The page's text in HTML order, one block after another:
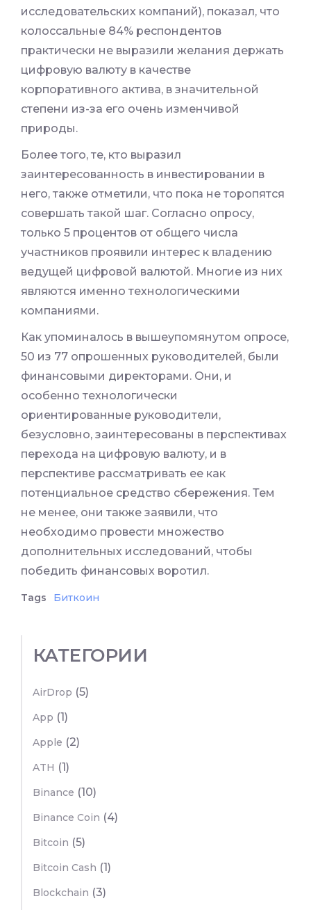
исследовательских компаний), показал, что
колоссальные 84% респондентов
практически не выразили желания держать
цифровую валюту в качестве
корпоративного актива, в значительной
степени из-за его очень изменчивой
природы.
Более того, те, кто выразил
заинтересованность в инвестировании в
него, также отметили, что пока не торопятся
совершать такой шаг. Согласно опросу,
только 5 процентов от общего числа
участников проявили интерес к владению
ведущей цифровой валютой. Многие из них
являются именно технологическими
компаниями.
Как упоминалось в вышеупомянутом опросе,
50 из 77 опрошенных руководителей, были
финансовыми директорами. Они, и
особенно технологически
ориентированные руководители,
безусловно, заинтересованы в перспективах
перехода на цифровую валюту, и в
перспективе рассматривать ее как
потенциальное средство сбережения. Тем
не менее, они также заявили, что
необходимо провести множество
дополнительных исследований, чтобы
победить финансовых воротил.
Tags Биткоин
КАТЕГОРИИ
AirDrop (5)
App (1)
Apple (2)
ATH (1)
Binance (10)
Binance Coin (4)
Bitcoin (5)
Bitcoin Cash (1)
Blockchain (3)